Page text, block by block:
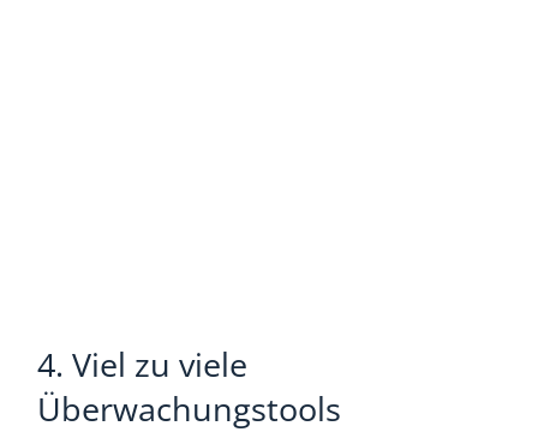
4. Viel zu viele
Überwachungstools